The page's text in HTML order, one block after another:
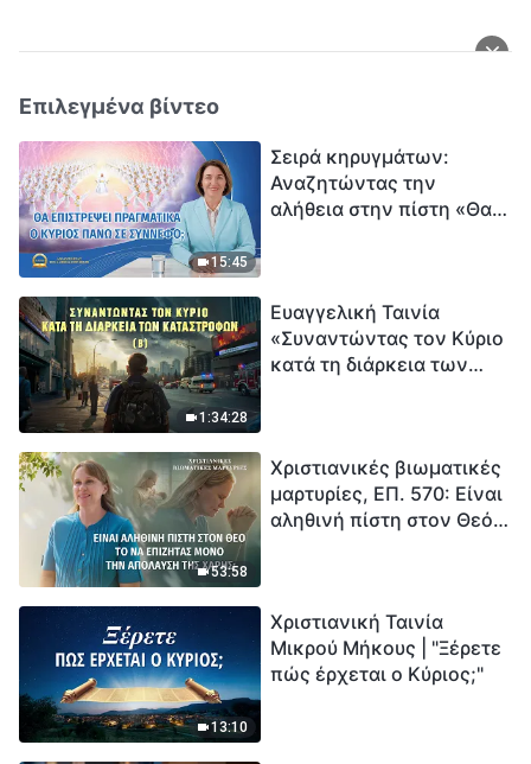
Επιλεγμένα βίντεο
15:45
Σειρά κηρυγμάτων:
Αναζητώντας την
αλήθεια στην πίστη «Θα
1:34:28
Ευαγγελική Ταινία
«Συναντώντας τον Κύριο
κατά τη διάρκεια των
εξαφάνισης». Οι
καταστροφές χτυπούν.
Ξεκινά η αντίστροφη
53:58
Χριστιανικές βιωματικές
μαρτυρίες, ΕΠ. 570: Είναι
αληθινή πίστη στον Θεό
13:10
Χριστιανική Ταινία
Μικρού Μήκους | "Ξέρετε
πώς έρχεται ο Κύριος;"